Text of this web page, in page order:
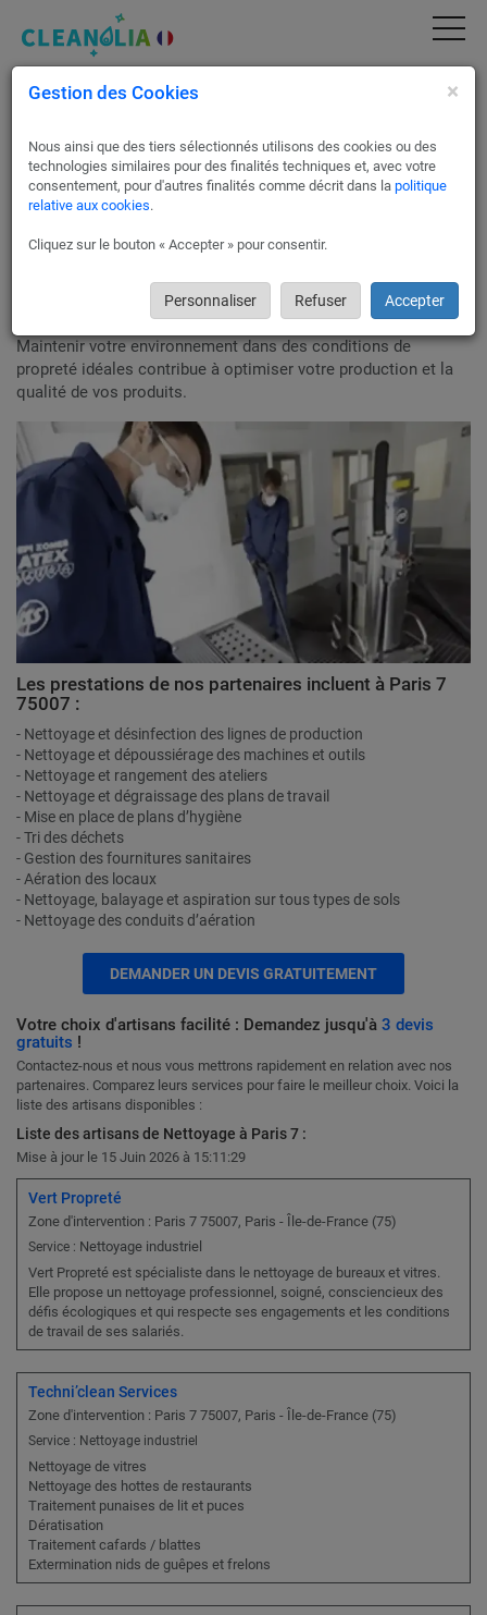
Nettoyage Industriel & restaurant &
Gratuit & Service Pro (75007)
Cleanolia vous permet de recevoir gratuitement jusqu'à 3
devis comparatifs de professionnels de
toute simplicité.
Confiez votre projet de nettoyage Industriel, Usine, Restaurant,
Boulangerie, Boucherie, tous Métiers de Bouche à Paris 7 à
Maintenir votre environnement dans des conditions de
propreté idéales contribue à optimiser votre production et la
qualité de vos produits.
Les prestations de nos partenaires incluent à Paris 7
75007 :
- Nettoyage et désinfection des lignes de production
- Nettoyage et dépoussiérage des machines et outils
- Nettoyage et rangement des ateliers
- Nettoyage et dégraissage des plans de travail
- Mise en place de plans d’hygiène
- Tri des déchets
- Gestion des fournitures sanitaires
- Aération des locaux
- Nettoyage, balayage et aspiration sur tous types de sols
- Nettoyage des conduits d’aération
DEMANDER UN DEVIS GRATUITEMENT
Votre choix d'artisans facilité : Demandez jusqu'à 3 devis
gratuits !
Contactez-nous et nous vous mettrons rapidement en relation avec nos
partenaires. Comparez leurs services pour faire le meilleur choix. Voici la
liste des artisans disponibles :
Liste des artisans de Nettoyage à Paris 7 :
Mise à jour le 15 Juin 2026 à 15:11:29
Vert Propreté
Zone d'intervention : Paris 7 75007, Paris - Île-de-France (75)
Service : Nettoyage industriel
Vert Propreté est spécialiste dans le nettoyage de bureaux et vitres.
Elle propose un nettoyage professionnel, soigné, consciencieux des
défis écologiques et qui respecte ses engagements et les conditions
de travail de ses salariés.
Techni’clean Services
Zone d'intervention : Paris 7 75007, Paris - Île-de-France (75)
Service : Nettoyage industriel
Nettoyage de vitres
Nettoyage des hottes de restaurants
Traitement punaises de lit et puces
Dératisation
Traitement cafards / blattes
Extermination nids de guêpes et frelons
Gestion des Cookies ×
Nous ainsi que des tiers sélectionnés utilisons des cookies ou des
technologies similaires pour des finalités techniques et, avec votre
consentement, pour d'autres finalités comme décrit dans la politique
relative aux cookies.
Cliquez sur le bouton « Accepter » pour consentir.
Personnaliser Refuser Accepter